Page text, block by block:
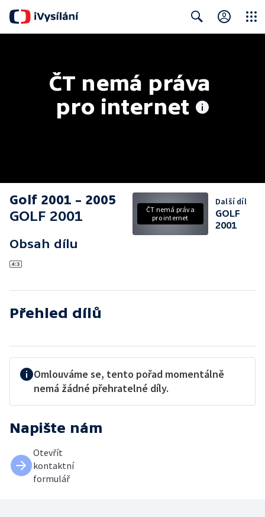
ČT nemá práva
pro internet
Golf 2001 – 2005
GOLF 2001
Obsah dílu
ČT nemá práva
pro internet
Další díl
GOLF
2001
Přehled dílů
Omlouváme se, tento pořad momentálně
nemá žádné přehratelné díly.
Napište nám
Otevřít
kontaktní
formulář